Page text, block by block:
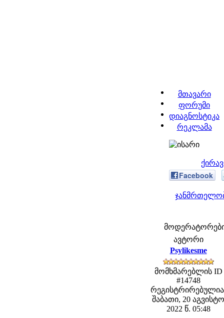
მთავარი
ფორუმი
დიაგნოსტიკა
რეკლამა
Facebook
მოდერატორები:
ავტორი
Psylikesme
მომხმარებლის ID
#14748
შაბათი, 20 აგვისტო
2022 წ. 05:48